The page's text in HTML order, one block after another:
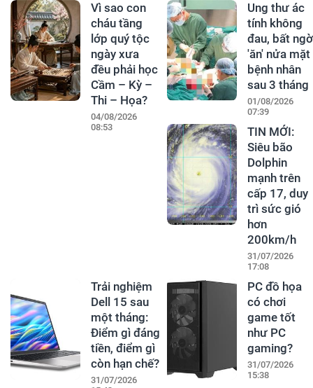
Vì sao con
cháu tầng
lớp quý tộc
ngày xưa
đều phải học
Cầm – Kỳ –
Thi – Họa?
04/08/2026
08:53
Ung thư ác
tính không
đau, bất ngờ
'ăn' nửa mặt
bệnh nhân
sau 3 tháng
01/08/2026
07:39
TIN MỚI:
Siêu bão
Dolphin
mạnh trên
cấp 17, duy
trì sức gió
hơn
200km/h
31/07/2026
17:08
Trải nghiệm
Dell 15 sau
một tháng:
Điểm gì đáng
tiền, điểm gì
còn hạn chế?
31/07/2026
PC đồ họa
có chơi
game tốt
như PC
gaming?
31/07/2026
15:38